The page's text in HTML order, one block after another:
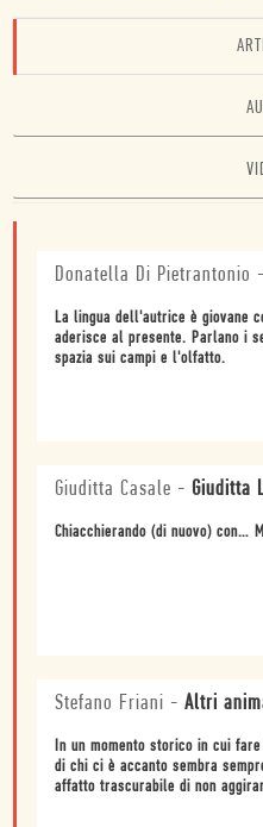
Donatella Di Pietrantonio -
La lingua dell'autrice è giovane
aderisce al presente. Parlano i
spazia sui campi e l'olfatto.
Giuditta Casale - Giuditta
Chiacchierando (di nuovo) con…
Stefano Friani - Altri
In un momento storico in cui
di chi ci è accanto sembra
affatto trascurabile di non